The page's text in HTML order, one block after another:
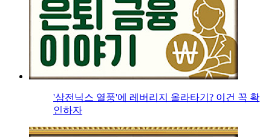
'삼전닉스 열풍'에 레버리지 올라타기? 이건 꼭 확
인하자